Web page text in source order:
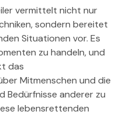
vermittelt nicht nur
sondern bereitet
Situationen vor. Es
zu handeln, und
das
Mitmenschen und die
Bedürfnisse anderer zu
lebensrettenden